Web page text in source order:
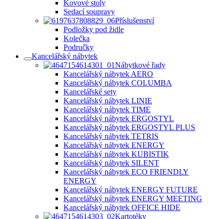
Kovové stoly
Sedací soupravy
Příslušenství
Podložky pod židle
Kolečka
Područky
Kancelářský nábytek
Nábytkové řady
Kancelářský nábytek AERO
Kancelářský nábytek COLUMBA
Kancelářské sety
Kancelářský nábytek LINIE
Kancelářský nábytek TIME
Kancelářský nábytek ERGOSTYL
Kancelářský nábytek ERGOSTYL PLUS
Kancelářský nábytek TETRIS
Kancelářský nábytek ENERGY
Kancelářský nábytek KUBISTIK
Kancelářský nábytek SILENT
Kancelářský nábytek ECO FRIENDLY
ENERGY
Kancelářský nábytek ENERGY FUTURE
Kancelářský nábytek ENERGY MEETING
Kancelářský nábytek OFFICE HIDE
Kartotéky